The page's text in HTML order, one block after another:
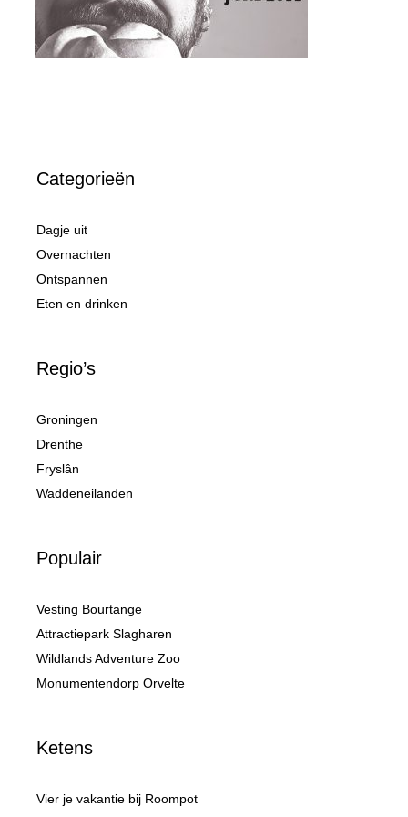
Categorieën
Dagje uit
Overnachten
Ontspannen
Eten en drinken
Regio’s
Groningen
Drenthe
Fryslân
Waddeneilanden
Populair
Vesting Bourtange
Attractiepark Slagharen
Wildlands Adventure Zoo
Monumentendorp Orvelte
Ketens
Vier je vakantie bij Roompot